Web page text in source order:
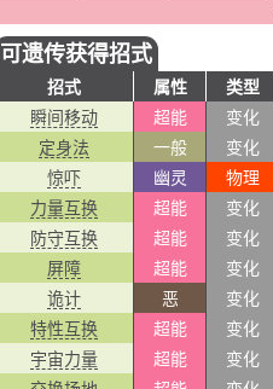
可遗传获得招式
招式 属性 类型
瞬间移动
超能 变化
定身法
一般 变化
惊吓
幽灵 物理
力量互换
超能 变化
防守互换
超能 变化
屏障
超能 变化
诡计
恶 变化
特性互换
超能 变化
宇宙力量
超能 变化